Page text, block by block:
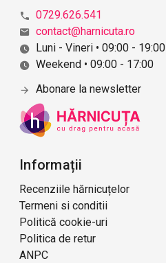
0729.626.541
contact@harnicuta.ro
Luni - Vineri • 09:00 - 19:00
Weekend • 09:00 - 17:00
Abonare la newsletter
Informații
Recenziile hărnicuțelor
Termeni si conditii
Politică cookie-uri
Politica de retur
ANPC